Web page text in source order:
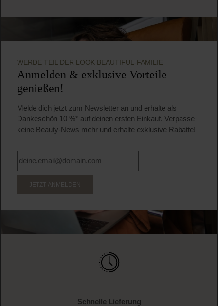
WERDE TEIL DER LOOK BEAUTIFUL-FAMILIE
Anmelden & exklusive Vorteile
genießen!
Melde dich jetzt zum Newsletter an und erhalte als
Dankeschön 10 %* auf deinen ersten Einkauf. Verpasse
keine Beauty-News mehr und erhalte exklusive Rabatte!
JETZT ANMELDEN
Schnelle Lieferung